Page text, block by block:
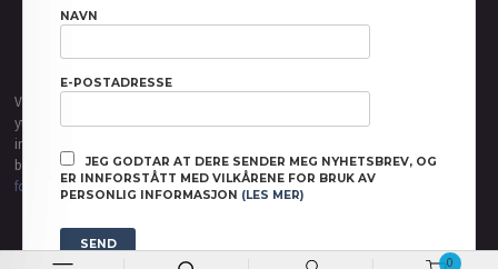
0
FRAKT
Vår nettbutikk bruker cookies slik at du får en bedre kjøpsopplevelse og vi kan
yte deg bedre service. Vi bruker cookies hovedsaklig til å lagre
innloggingsdetaljer og huske hva du har puttet i handlekurven din. Fortsett å
bruke siden som normalt om du godtar dette.Les merellerendre innstillinger
for cookies.
NAVN
E-POSTADRESSE
JEG GODTAR AT DERE SENDER MEG NYHETSBREV, OG
ER INNFORSTÅTT MED VILKÅRENE FOR BRUK AV
PERSONLIG INFORMASJON (LES MER)